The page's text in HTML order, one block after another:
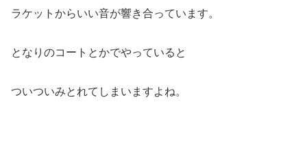
ラケットからいい音が響き合っています。
となりのコートとかでやっていると
ついついみとれてしまいますよね。